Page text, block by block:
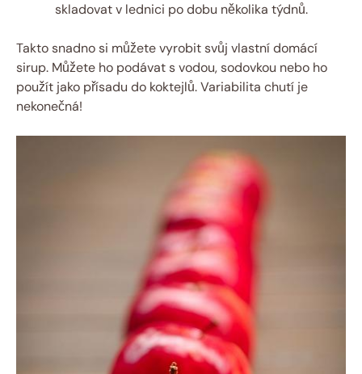
skladovat v lednici po dobu několika týdnů.
Takto snadno si můžete vyrobit svůj vlastní domácí
sirup. Můžete ho podávat s vodou, sodovkou nebo ho
použít jako přísadu do koktejlů. Variabilita chutí je
nekonečná!